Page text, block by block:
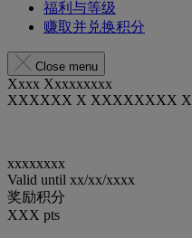
福利与等级
赚取并兑换积分
Close menu
Xxxx Xxxxxxxxx
XXXXXX X XXXXXXXX X
xxxxxxxx
Valid until xx/xx/xxxx
奖励积分
XXX pts